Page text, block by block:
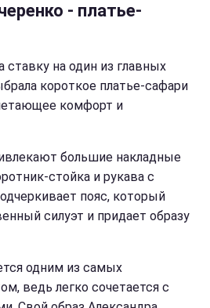
- платье-
ставку на один из главных
короткое платье-сафари
комфорт и
большие накладные
стойка и рукава с
пояс, который
силуэт и придает образу
одним из самых
ведь легко сочетается с